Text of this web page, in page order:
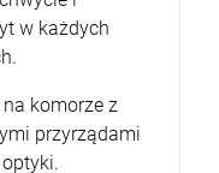
w każdych
komorze z
przyrządami